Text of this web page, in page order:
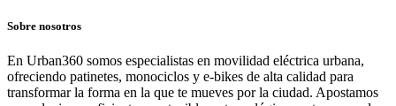
Sobre nosotros
En Urban360 somos especialistas en movilidad eléctrica urbana,
ofreciendo patinetes, monociclos y e-bikes de alta calidad para
transformar la forma en la que te mueves por la ciudad. Apostamos